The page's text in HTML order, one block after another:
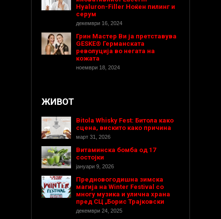
Hyaluron-Filler Ноќен пилинг и
серум
декември 16, 2024
Грин Мастер Ви ја претставува
GESKE® Германската
револуција во негата на
кожата
ноември 18, 2024
ЖИВОТ
Bitola Whisky Fest: Битола како
сцена, вискито како причина
март 31, 2026
Витаминска бомба од 17
состојки
јануари 9, 2026
Предновогодишнa зимска
магија на Winter Festival со
многу музика и улична храна
пред СЦ „Борис Трајковски
декември 24, 2025